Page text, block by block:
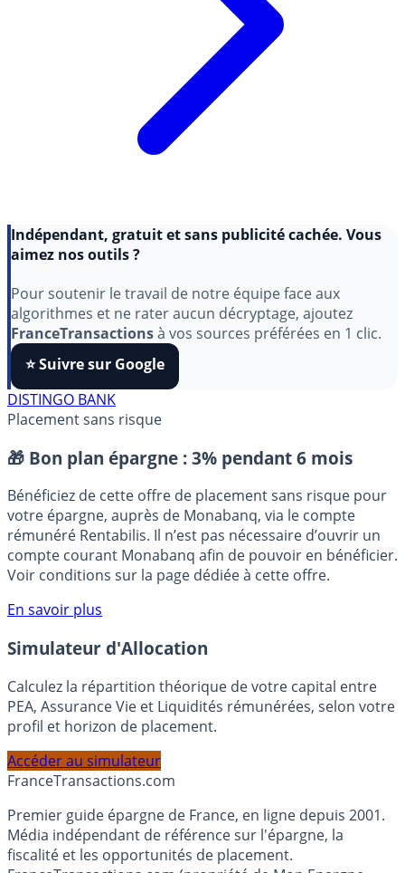
aimez nos outils ?
Pour soutenir le travail de notre équipe face aux
algorithmes et ne rater aucun décryptage, ajoutez
FranceTransactionsà vos sources préférées en 1 clic.
⭐️ Suivre sur Google
Placement sans risque
🎁 Bon plan épargne : 3% pendant 6 mois
Bénéficiez de cette offre de placement sans risque pour
votre épargne, auprès de Monabanq, via le compte
rémunéré Rentabilis. Il n’est pas nécessaire d’ouvrir un
Voir conditions sur la page dédiée à cette offre.
En savoir plus
Simulateur d'Allocation
Calculez la répartition théorique de votre capital entre
profil et horizon de placement.
FranceTransactions.com
Premier guide épargne de France, en ligne depuis 2001.